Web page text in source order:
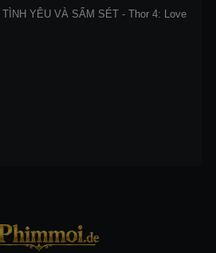
YÊU VÀ SẤM SÉT - Thor 4: Love